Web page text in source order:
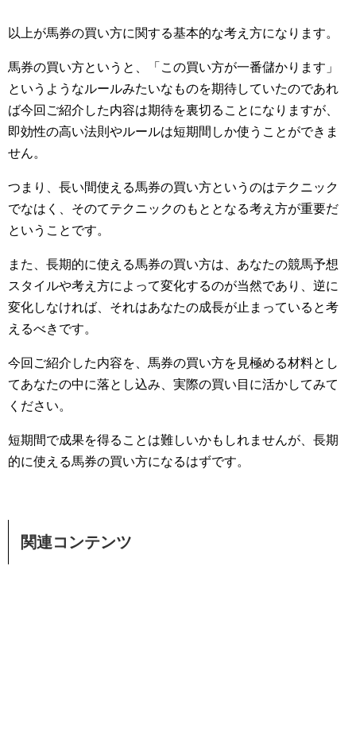
以上が馬券の買い方に関する基本的な考え方になります。
馬券の買い方というと、「この買い方が一番儲かります」
というようなルールみたいなものを期待していたのであれ
ば今回ご紹介した内容は期待を裏切ることになりますが、
即効性の高い法則やルールは短期間しか使うことができま
せん。
つまり、長い間使える馬券の買い方というのはテクニック
でなはく、そのてテクニックのもととなる考え方が重要だ
ということです。
また、長期的に使える馬券の買い方は、あなたの競馬予想
スタイルや考え方によって変化するのが当然であり、逆に
変化しなければ、それはあなたの成長が止まっていると考
えるべきです。
今回ご紹介した内容を、馬券の買い方を見極める材料とし
てあなたの中に落とし込み、実際の買い目に活かしてみて
ください。
短期間で成果を得ることは難しいかもしれませんが、長期
的に使える馬券の買い方になるはずです。
関連コンテンツ